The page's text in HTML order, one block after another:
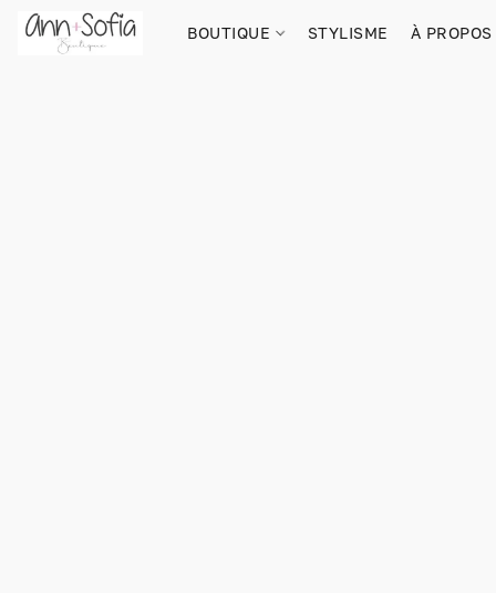
BOUTIQUE STYLISME À